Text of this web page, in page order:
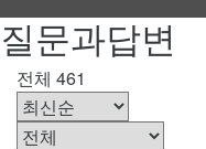
질문과답변
전체 461